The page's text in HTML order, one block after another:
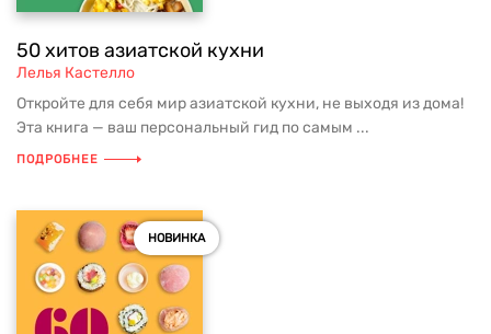
50 хитов азиатской кухни
Лелья Кастелло
Откройте для себя мир азиатской кухни, не выходя из дома!
Эта книга — ваш персональный гид по самым ...
ПОДРОБНЕЕ
НОВИНКА